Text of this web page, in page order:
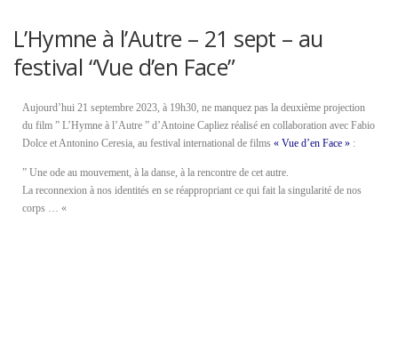
L’Hymne à l’Autre – 21 sept – au
festival “Vue d’en Face”
Aujourd’hui 21 septembre 2023, à 19h30, ne manquez pas la deuxième projection
du film ” L’Hymne à l’Autre ” d’Antoine Capliez réalisé en collaboration avec Fabio
Dolce et Antonino Ceresia, au festival international de films « Vue d’en Face » :
” Une ode au mouvement, à la danse, à la rencontre de cet autre.
La reconnexion à nos identités en se réappropriant ce qui fait la singularité de nos
corps … «